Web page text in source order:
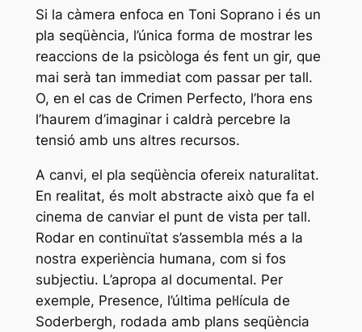
Si la càmera enfoca en Toni Soprano i és un
pla seqüència, l’única forma de mostrar les
reaccions de la psicòloga és fent un gir, que
mai serà tan immediat com passar per tall.
O, en el cas de Crimen Perfecto, l’hora ens
l’haurem d’imaginar i caldrà percebre la
tensió amb uns altres recursos.
A canvi, el pla seqüència ofereix naturalitat.
En realitat, és molt abstracte això que fa el
cinema de canviar el punt de vista per tall.
Rodar en continuïtat s’assembla més a la
nostra experiència humana, com si fos
subjectiu. L’apropa al documental. Per
exemple, Presence, l’última pel·lícula de
Soderbergh, rodada amb plans seqüència